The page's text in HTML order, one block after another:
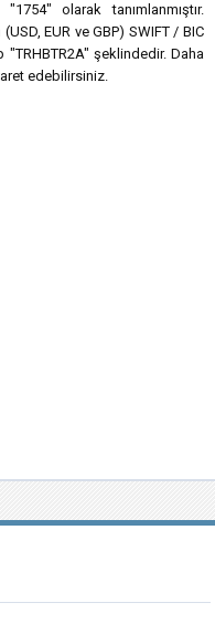
olarak tanımlanmıştır.
EUR ve GBP) SWIFT / BIC
şeklindedir. Daha
edebilirsiniz.